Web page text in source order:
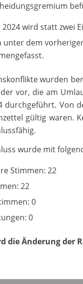
2024 wird statt zwei
unter dem
wurden
vor, die am
durchgeführt. Von
gültig waren.
wurde mit
Stimmen: 22
22
0
0
die Änderung der
für die